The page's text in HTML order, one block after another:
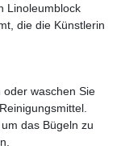
Linoleumblock
die die Künstlerin
oder waschen Sie
das Bügeln zu